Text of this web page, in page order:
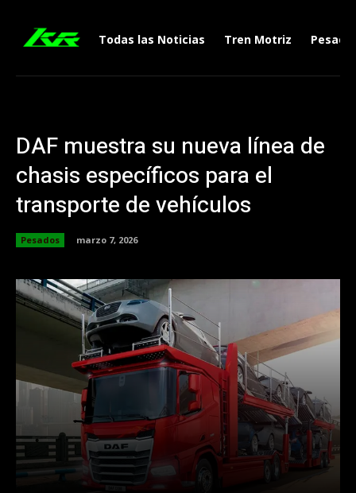
Todas las Noticias Tren Motriz
DAF muestra su nueva línea de
chasis específicos para el
transporte de vehículos
Pesados marzo 7, 2026